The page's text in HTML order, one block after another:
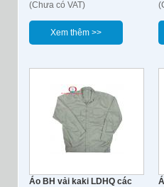
(Chưa có VAT)
Xem thêm >>
Áo BH vải kaki LDHQ các